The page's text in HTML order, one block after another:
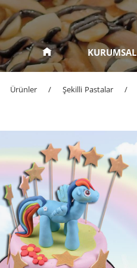
KURUMSAL
Ürünler / Şekilli Pastalar /